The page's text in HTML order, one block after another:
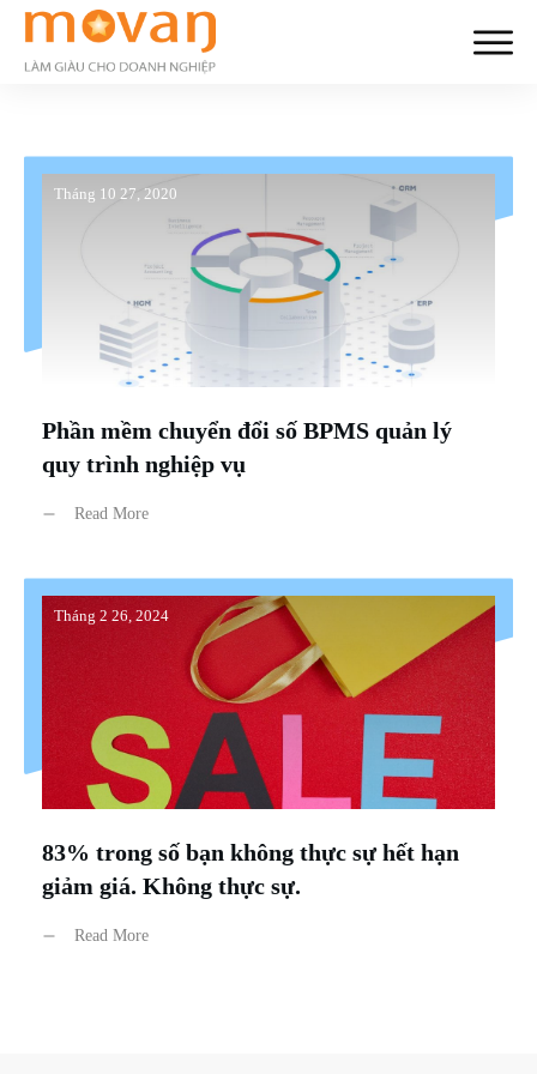
Tháng 10 27, 2020
Phần mềm chuyển đổi số BPMS quản lý
quy trình nghiệp vụ
Read More
Tháng 2 26, 2024
83% trong số bạn không thực sự hết hạn
giảm giá. Không thực sự.
Read More